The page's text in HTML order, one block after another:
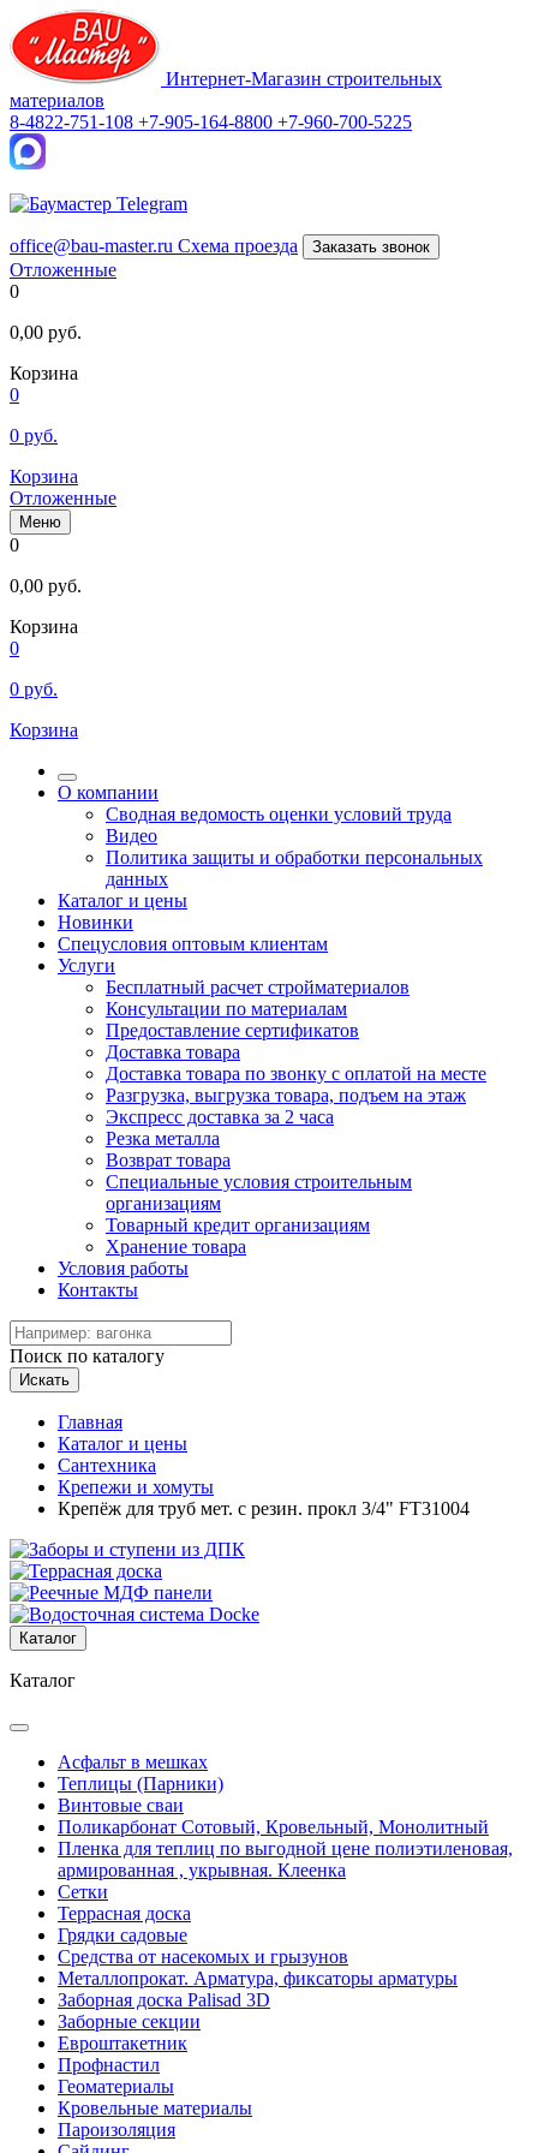
Интернет-Магазин строительных
материалов
8-4822-751-108 +7-905-164-8800 +7-960-700-5225
office@bau-master.ru Схема проезда Заказать звонок
Отложенные
0
0,00 руб.
Корзина
0
0 руб.
Корзина
Отложенные
Меню
0
0,00 руб.
Корзина
0
0 руб.
Корзина
О компании
Сводная ведомость оценки условий труда
Видео
Политика защиты и обработки персональных
данных
Каталог и цены
Новинки
Спецусловия оптовым клиентам
Услуги
Бесплатный расчет стройматериалов
Консультации по материалам
Предоставление сертификатов
Доставка товара
Доставка товара по звонку с оплатой на месте
Разгрузка, выгрузка товара, подъем на этаж
Экспресс доставка за 2 часа
Резка металла
Возврат товара
Специальные условия строительным
организациям
Товарный кредит организациям
Хранение товара
Условия работы
Контакты
Поиск по каталогу
Искать
Главная
Каталог и цены
Сантехника
Крепежи и хомуты
Крепёж для труб мет. с резин. прокл 3/4" FT31004
Каталог
Каталог
Асфальт в мешках
Теплицы (Парники)
Винтовые сваи
Поликарбонат Сотовый, Кровельный, Монолитный
Пленка для теплиц по выгодной цене полиэтиленовая,
армированная , укрывная. Клеенка
Сетки
Террасная доска
Грядки садовые
Средства от насекомых и грызунов
Металлопрокат. Арматура, фиксаторы арматуры
Заборная доска Palisad 3D
Заборные секции
Евроштакетник
Профнастил
Геоматериалы
Кровельные материалы
Пароизоляция